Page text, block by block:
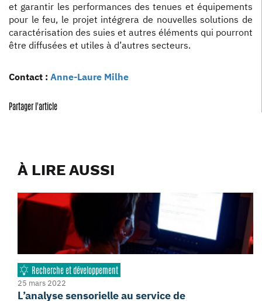
et garantir les performances des tenues et équipements
pour le feu, le projet intégrera de nouvelles solutions de
caractérisation des suies et autres éléments qui pourront
être diffusées et utiles à d’autres secteurs.
Contact : Anne-Laure Milhe
Partager l'article
À LIRE AUSSI
Recherche et développement
25 mars 2022
L’analyse sensorielle au service de